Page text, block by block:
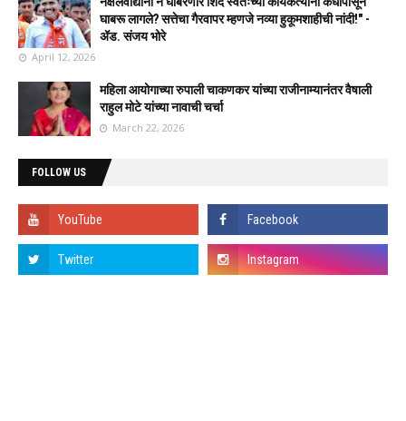
घाबरू लागले? सत्तेचा गैरवापर म्हणजे नव्या हुकूमशाहीची नांदी!" -
ॲड. संजय भोरे
April 12, 2026
महिला आयोगाच्या रुपाली चाकणकर यांच्या राजीनाम्यानंतर वैषाली
राहुल मोटे यांच्या नावाची चर्चा
March 22, 2026
FOLLOW US